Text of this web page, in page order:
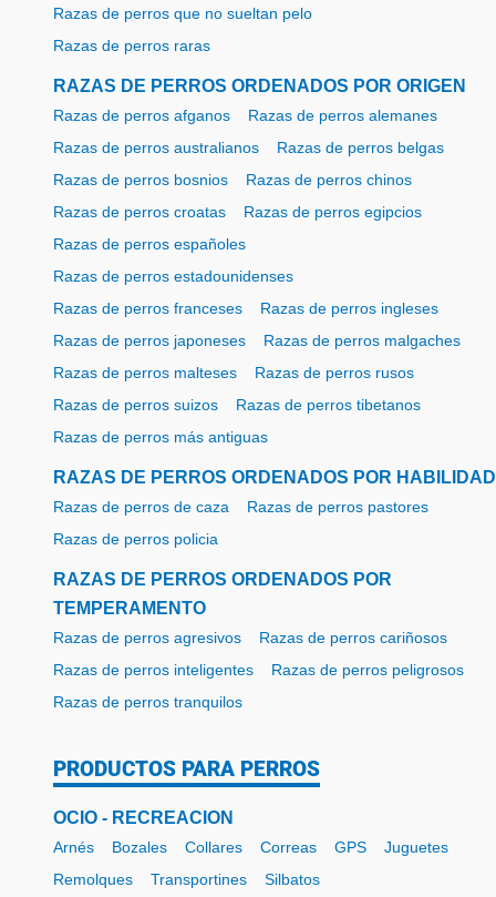
Razas de perros que no sueltan pelo
Razas de perros raras
RAZAS DE PERROS ORDENADOS POR ORIGEN
Razas de perros afganos
Razas de perros alemanes
Razas de perros australianos
Razas de perros belgas
Razas de perros bosnios
Razas de perros chinos
Razas de perros croatas
Razas de perros egipcios
Razas de perros españoles
Razas de perros estadounidenses
Razas de perros franceses
Razas de perros ingleses
Razas de perros japoneses
Razas de perros malgaches
Razas de perros malteses
Razas de perros rusos
Razas de perros suizos
Razas de perros tibetanos
Razas de perros más antiguas
RAZAS DE PERROS ORDENADOS POR HABILIDAD
Razas de perros de caza
Razas de perros pastores
Razas de perros policia
RAZAS DE PERROS ORDENADOS POR
TEMPERAMENTO
Razas de perros agresivos
Razas de perros cariñosos
Razas de perros inteligentes
Razas de perros peligrosos
Razas de perros tranquilos
PRODUCTOS PARA PERROS
OCIO - RECREACION
Arnés Bozales Collares Correas GPS
Juguetes
Remolques
Transportines Silbatos